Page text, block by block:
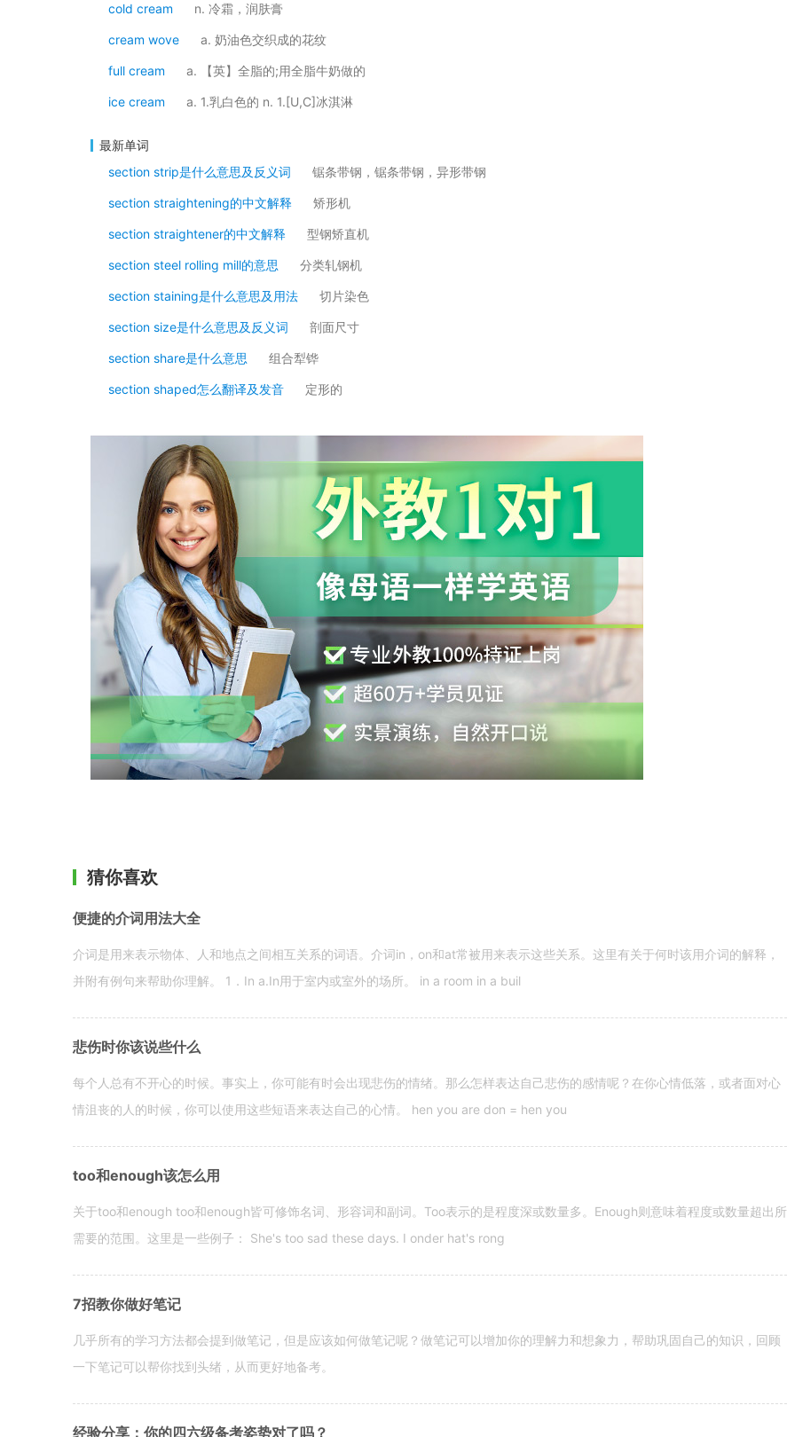
cold cream n. 冷霜，润肤膏
cream wove a. 奶油色交织成的花纹
full cream a. 【英】全脂的;用全脂牛奶做的
ice cream a. 1.乳白色的 n. 1.[U,C]冰淇淋
最新单词
section strip是什么意思及反义词
锯条带钢，锯条带钢，异形带钢
section straightening的中文解释 矫形机
section straightener的中文解释 型钢矫直机
section steel rolling mill的意思 分类轧钢机
section staining是什么意思及用法 切片染色
section size是什么意思及反义词 剖面尺寸
section share是什么意思 组合犁铧
section shaped怎么翻译及发音 定形的
猜你喜欢
便捷的介词用法大全
介词是用来表示物体、人和地点之间相互关系的词语。介词in，on和at常被用来表示这些关系。这里有关于何时该用介词的解释，
并附有例句来帮助你理解。 1．In a.In用于室内或室外的场所。 in a room in a buil
悲伤时你该说些什么
每个人总有不开心的时候。事实上，你可能有时会出现悲伤的情绪。那么怎样表达自己悲伤的感情呢？在你心情低落，或者面对心
情沮丧的人的时候，你可以使用这些短语来表达自己的心情。 hen you are don = hen you
too和enough该怎么用
关于too和enough too和enough皆可修饰名词、形容词和副词。Too表示的是程度深或数量多。Enough则意味着程度或数量超出所
需要的范围。这里是一些例子： She's too sad these days. I onder hat's rong
7招教你做好笔记
几乎所有的学习方法都会提到做笔记，但是应该如何做笔记呢？做笔记可以增加你的理解力和想象力，帮助巩固自己的知识，回顾
一下笔记可以帮你找到头绪，从而更好地备考。
经验分享：你的四六级备考姿势对了吗？